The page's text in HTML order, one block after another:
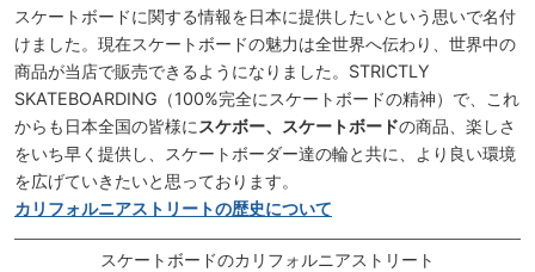
スケートボードに関する情報を日本に提供したいという思いで名付
けました。現在スケートボードの魅力は全世界へ伝わり、世界中の
商品が当店で販売できるようになりました。STRICTLY
SKATEBOARDING（100%完全にスケートボードの精神）で、これ
からも日本全国の皆様に スケボー、スケートボードの商品、楽しさ
をいち早く提供し、スケートボーダー達の輪と共に、より良い環境
を広げていきたいと思っております。
カリフォルニアストリートの歴史について
スケートボードのカリフォルニアストリート